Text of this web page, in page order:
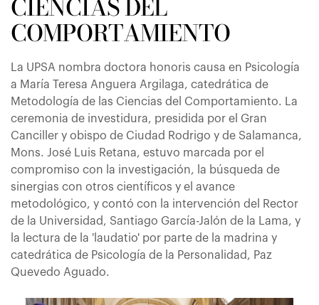
CIENCIAS DEL
COMPORTAMIENTO
La UPSA nombra doctora honoris causa en Psicología
a María Teresa Anguera Argilaga, catedrática de
Metodología de las Ciencias del Comportamiento. La
ceremonia de investidura, presidida por el Gran
Canciller y obispo de Ciudad Rodrigo y de Salamanca,
Mons. José Luis Retana, estuvo marcada por el
compromiso con la investigación, la búsqueda de
sinergias con otros científicos y el avance
metodológico, y contó con la intervención del Rector
de la Universidad, Santiago García-Jalón de la Lama, y
la lectura de la 'laudatio' por parte de la madrina y
catedrática de Psicología de la Personalidad, Paz
Quevedo Aguado.